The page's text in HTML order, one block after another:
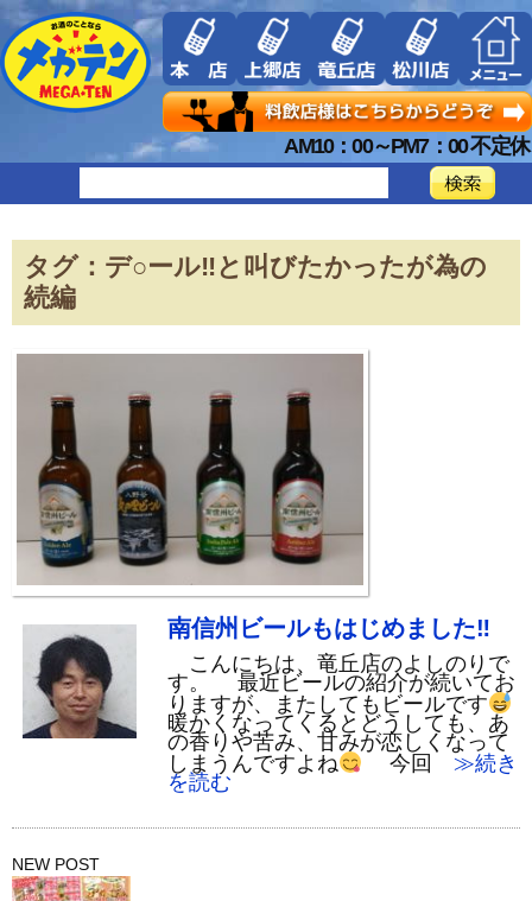
AM10：00～PM7：00 不定休
タグ：デ○ール‼と叫びたかったが為の
続編
南信州ビールもはじめました‼
こんにちは、竜丘店のよしのりで
す。 最近ビールの紹介が続いてお
りますが、またしてもビールです
暖かくなってくるとどうしても、あ
の香りや苦み、甘みが恋しくなって
しまうんですよね
今回
≫続き
を読む
NEW POST